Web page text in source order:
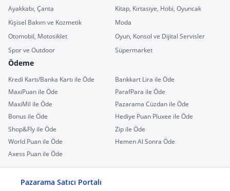
Ayakkabı, Çanta
Kitap, Kırtasiye, Hobi, Oyuncak
Kişisel Bakım ve Kozmetik
Moda
Otomobil, Motosiklet
Oyun, Konsol ve Dijital Servisler
Spor ve Outdoor
Süpermarket
Ödeme
Kredi Kartı/Banka Kartı ile Öde
Bankkart Lira ile Öde
MaxiPuan ile Öde
ParafPara ile Öde
MaxiMil ile Öde
Pazarama Cüzdan ile Öde
Bonus ile Öde
Hediye Puan Pluxee ile Öde
Shop&Fly ile Öde
Zip ile Öde
World Puan ile Öde
Hemen Al Sonra Öde
Axess Puan ile Öde
Pazarama Satıcı Portalı